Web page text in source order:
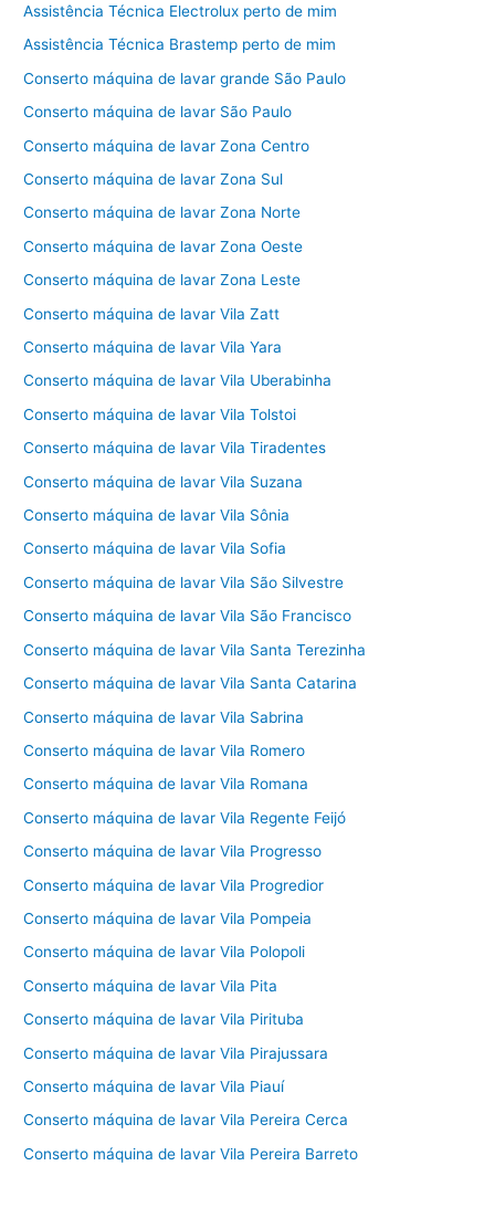
Assistência Técnica Electrolux perto de mim
Assistência Técnica Brastemp perto de mim
Conserto máquina de lavar grande São Paulo
Conserto máquina de lavar São Paulo
Conserto máquina de lavar Zona Centro
Conserto máquina de lavar Zona Sul
Conserto máquina de lavar Zona Norte
Conserto máquina de lavar Zona Oeste
Conserto máquina de lavar Zona Leste
Conserto máquina de lavar Vila Zatt
Conserto máquina de lavar Vila Yara
Conserto máquina de lavar Vila Uberabinha
Conserto máquina de lavar Vila Tolstoi
Conserto máquina de lavar Vila Tiradentes
Conserto máquina de lavar Vila Suzana
Conserto máquina de lavar Vila Sônia
Conserto máquina de lavar Vila Sofia
Conserto máquina de lavar Vila São Silvestre
Conserto máquina de lavar Vila São Francisco
Conserto máquina de lavar Vila Santa Terezinha
Conserto máquina de lavar Vila Santa Catarina
Conserto máquina de lavar Vila Sabrina
Conserto máquina de lavar Vila Romero
Conserto máquina de lavar Vila Romana
Conserto máquina de lavar Vila Regente Feijó
Conserto máquina de lavar Vila Progresso
Conserto máquina de lavar Vila Progredior
Conserto máquina de lavar Vila Pompeia
Conserto máquina de lavar Vila Polopoli
Conserto máquina de lavar Vila Pita
Conserto máquina de lavar Vila Pirituba
Conserto máquina de lavar Vila Pirajussara
Conserto máquina de lavar Vila Piauí
Conserto máquina de lavar Vila Pereira Cerca
Conserto máquina de lavar Vila Pereira Barreto